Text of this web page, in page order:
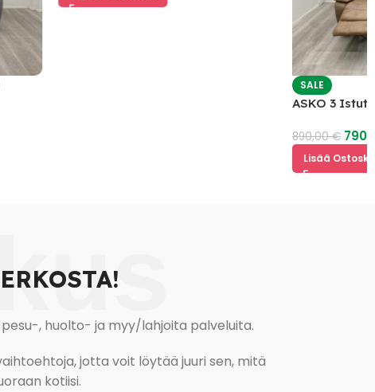
ASKO 3 Istuttava
890,00€ 790,00€
Lisää Ostoskoriin
, huolto- ja myy/lahjoita palveluita.
jotta voit löytää juuri sen, mitä
kotiisi.